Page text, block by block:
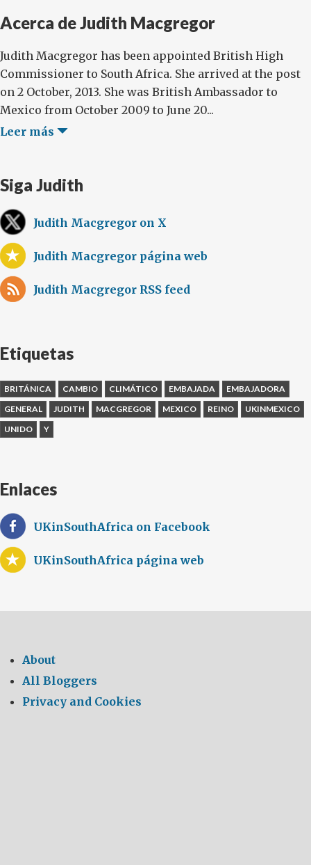
Acerca de Judith Macgregor
Judith Macgregor has been appointed British High
Commissioner to South Africa. She arrived at the post
on 2 October, 2013. She was British Ambassador to
Mexico from October 2009 to June 20...
Leer más
Siga Judith
Judith Macgregor on X
Judith Macgregor página web
Judith Macgregor RSS feed
Etiquetas
BRITÁNICA CAMBIO CLIMÁTICO EMBAJADA
EMBAJADORA
GENERAL
JUDITH MACGREGOR MEXICO REINO
UKINMEXICO
UNIDO
Y
Enlaces
UKinSouthAfrica on Facebook
UKinSouthAfrica página web
About
All Bloggers
Privacy and Cookies